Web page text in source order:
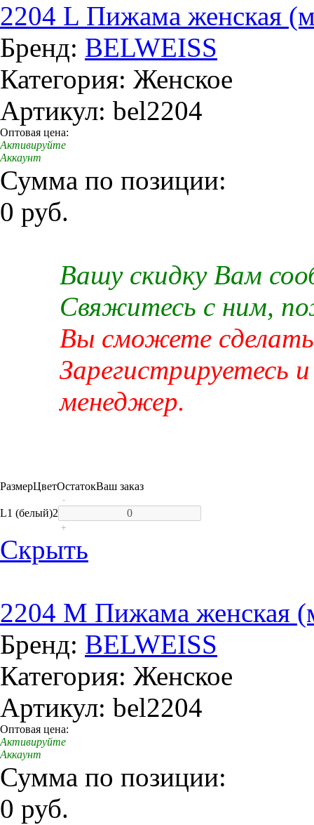
2204 L Пижама женская
Бренд: BELWEISS
Категория: Женское
Артикул: bel2204
Оптовая цена:
Активируйте
Аккаунт
Сумма по позиции:
0 руб.
Вашу скидку Вам
Свяжитесь с ним,
Вы сможете сделать
Зарегистрируетесь
менеджер.
РазмерЦветОстатокВаш заказ
L1 (белый)2
-
+
Скрыть
2204 M Пижама женская
Бренд: BELWEISS
Категория: Женское
Артикул: bel2204
Оптовая цена:
Активируйте
Аккаунт
Сумма по позиции:
0 руб.